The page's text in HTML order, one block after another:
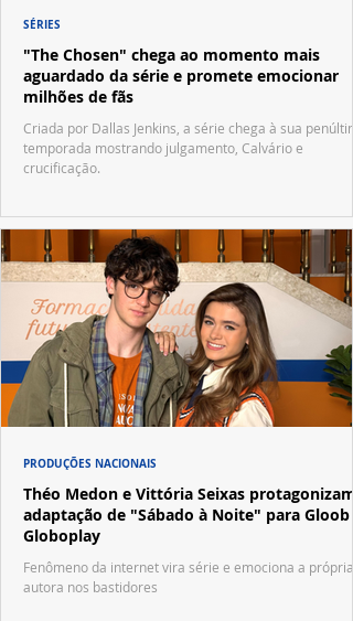
"The Chosen" chega ao momento mais
aguardado da série e promete emocionar
milhões de fãs
Criada por Dallas Jenkins, a série chega à sua
temporada mostrando julgamento, Calvário e
crucificação.
SÉRIES
Théo Medon e Vittória Seixas protagonizam
adaptação de "Sábado à Noite" para Gloob e
Globoplay
Fenômeno da internet vira série e emociona a própria
autora nos bastidores
PRODUÇÕES NACIONAIS